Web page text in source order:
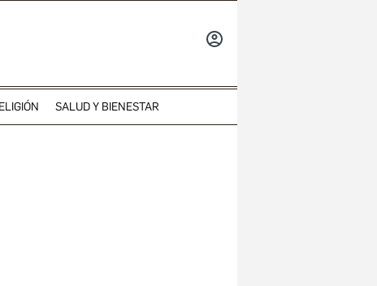
SALUD Y BIENESTAR